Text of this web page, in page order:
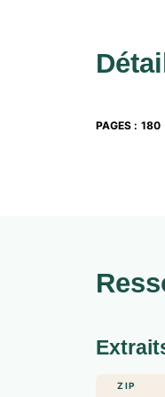
PAGES : 180
ZIP